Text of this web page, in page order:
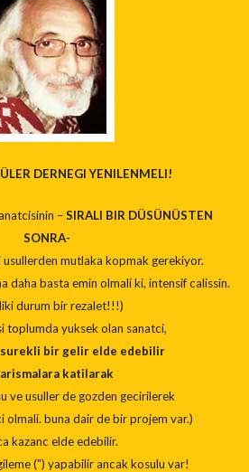
DERNEGI YENILENMELI!
–SIRALI BIR DÜSÜNÜSTEN
SONRA-
usullerden mutlaka kopmak gerekiyor.
daha basta emin olmali ki, intensif calissin.
durum bir rezalet!!!)
toplumda yuksek olan sanatci,
surekli bir gelir elde edebilir
katilarak
ve usuller de gozden gecirilerek
olmali. buna dair de bir projem var.)
kazanc elde edebilir.
(") yapabilir ancak kosulu var!